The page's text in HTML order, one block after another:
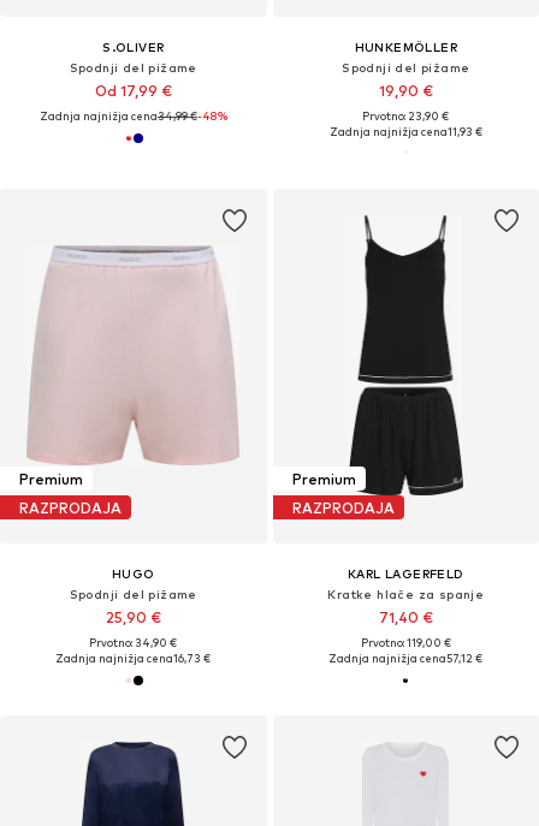
S.OLIVER
Spodnji del pižame
Od 17,99 €
Zadnja najnižja cena34,99 €-48%
HUNKEMÖLLER
Spodnji del pižame
19,90 €
Prvotno: 23,90 €
Zadnja najnižja cena11,93 €
Premium
RAZPRODAJA
HUGO
Spodnji del pižame
25,90 €
Prvotno: 34,90 €
Zadnja najnižja cena16,73 €
Premium
RAZPRODAJA
KARL LAGERFELD
Kratke hlače za spanje
71,40 €
Prvotno: 119,00 €
Zadnja najnižja cena57,12 €